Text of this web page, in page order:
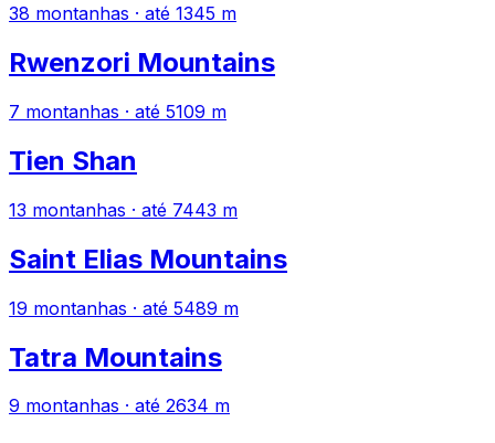
38 montanhas · até 1345 m
Rwenzori Mountains
7 montanhas · até 5109 m
Tien Shan
13 montanhas · até 7443 m
Saint Elias Mountains
19 montanhas · até 5489 m
Tatra Mountains
9 montanhas · até 2634 m